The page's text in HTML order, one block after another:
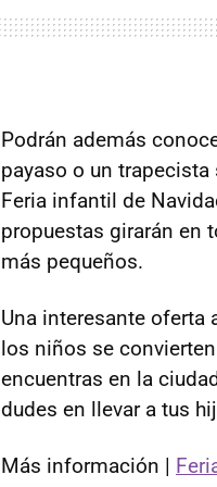
Podrán además
payaso o un
Feria infantil de
propuestas girarán en
más pequeños.
Una interesante oferta
los niños se
encuentras en la
dudes en llevar a tus
Más información |